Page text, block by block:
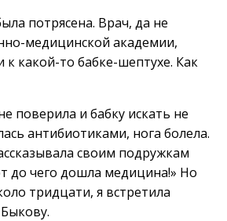
потрясена. Врач, да не
медицинской академии,
к какой-то бабке-шептухе. Как
поверила и бабку искать не
антибиотиками, нога болела.
своим подружкам
до чего дошла медицина!» Но
тридцати, я встретила